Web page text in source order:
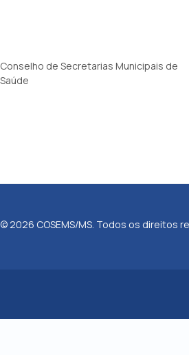
Conselho de Secretarias Municipais de
Saúde
© 2026 COSEMS/MS. Todos os direitos